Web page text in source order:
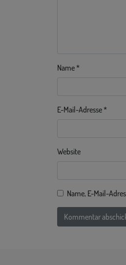
Name*
E-Mail-Adresse*
Website
Name, E-Mail-